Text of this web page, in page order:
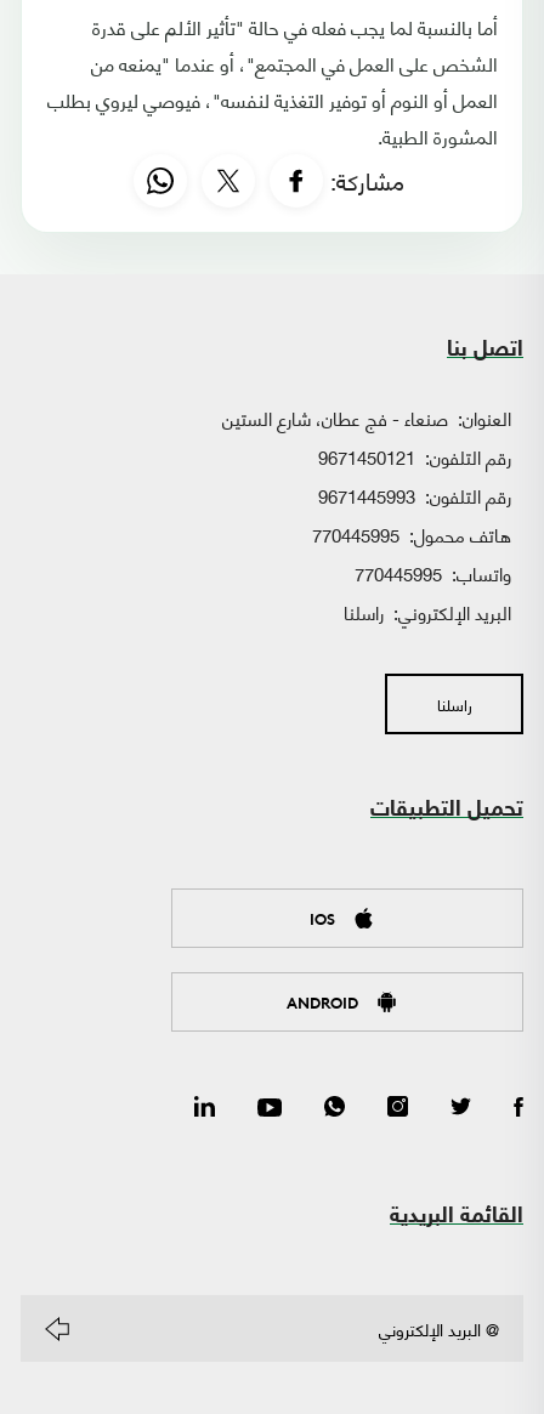
أما بالنسبة لما يجب فعله في حالة "تأثير الألم على قدرة
الشخص على العمل في المجتمع"، أو عندما "يمنعه من
العمل أو النوم أو توفير التغذية لنفسه"، فيوصي ليروي بطلب
المشورة الطبية.
مشاركة:
اتصل بنا
العنوان: صنعاء - فج عطان، شارع الستين
رقم التلفون: 9671450121
رقم التلفون: 9671445993
هاتف محمول: 770445995
واتساب:
البريد الإلكتروني: راسلنا
راسلنا
تحميل التطبيقات
IOS
ANDROID
القائمة البريدية